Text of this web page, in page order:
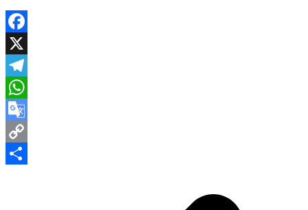
Facebook
X
Telegram
WhatsApp
Google
Translate
Copy